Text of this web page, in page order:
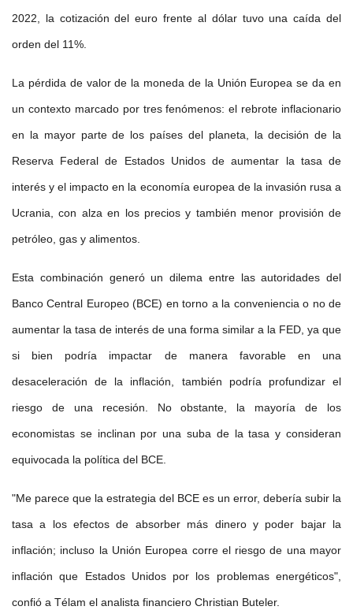
2022, la cotización del euro frente al dólar tuvo una caída del
orden del 11%.
La pérdida de valor de la moneda de la Unión Europea se da en
un contexto marcado por tres fenómenos: el rebrote inflacionario
en la mayor parte de los países del planeta, la decisión de la
Reserva Federal de Estados Unidos de aumentar la tasa de
interés y el impacto en la economía europea de la invasión rusa a
Ucrania, con alza en los precios y también menor provisión de
petróleo, gas y alimentos.
Esta combinación generó un dilema entre las autoridades del
Banco Central Europeo (BCE) en torno a la conveniencia o no de
aumentar la tasa de interés de una forma similar a la FED, ya que
si bien podría impactar de manera favorable en una
desaceleración de la inflación, también podría profundizar el
riesgo de una recesión. No obstante, la mayoría de los
economistas se inclinan por una suba de la tasa y consideran
equivocada la política del BCE.
"Me parece que la estrategia del BCE es un error, debería subir la
tasa a los efectos de absorber más dinero y poder bajar la
inflación; incluso la Unión Europea corre el riesgo de una mayor
inflación que Estados Unidos por los problemas energéticos",
confió a Télam el analista financiero Christian Buteler.